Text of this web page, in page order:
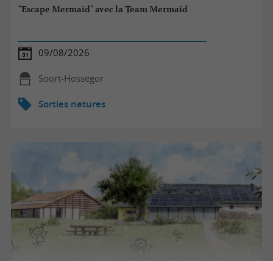
"Escape Mermaid" avec la Team Mermaid
09/08/2026
Soort-Hossegor
Sorties natures